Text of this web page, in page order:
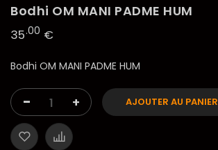
Bodhi OM MANI PADME HUM
35.00 €
Bodhi OM MANI PADME HUM
- + AJOUTER AU PANIER